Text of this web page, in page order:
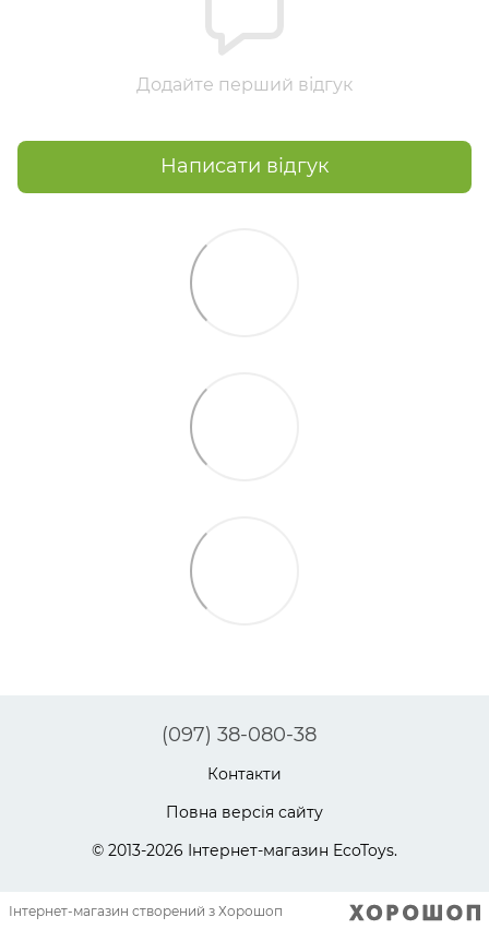
Додайте перший відгук
Написати відгук
(097) 38-080-38
Контакти
Повна версія сайту
© 2013-2026 Інтернет-магазин EcoToys.
Інтернет-магазин створений з Хорошоп